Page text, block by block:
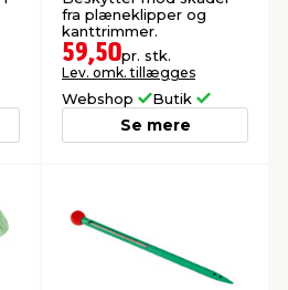
fra plæneklipper og
kanttrimmer.
59,50pr. stk.
Lev. omk. tillægges
Webshop Butik
Se mere